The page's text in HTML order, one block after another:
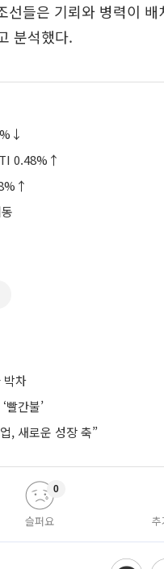
들은 기뢰와 병력이
분석했다.
0.48%↑
박차
간불’
, 새로운 성장 축”
슬퍼요
0